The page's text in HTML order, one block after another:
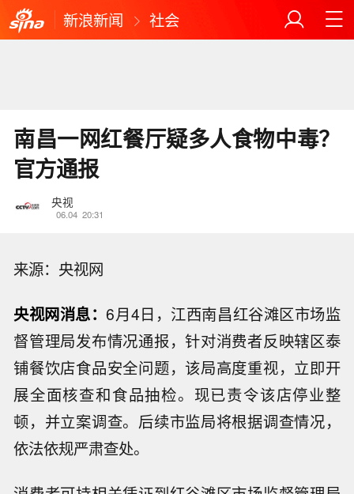
新浪新闻 社会
南昌一网红餐厅疑多人食物中毒？
官方通报
央视
06.04 20:31
来源：央视网
央视网消息：6月4日，江西南昌红谷滩区市场监
督管理局发布情况通报，针对消费者反映辖区泰
铺餐饮店食品安全问题，该局高度重视，立即开
展全面核查和食品抽检。现已责令该店停业整
顿，并立案调查。后续市监局将根据调查情况，
依法依规严肃查处。